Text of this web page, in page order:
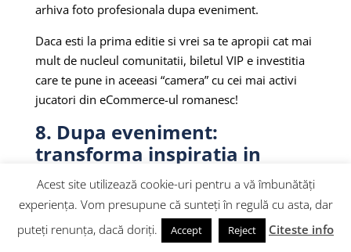
arhiva foto profesionala dupa eveniment.
Daca esti la prima editie si vrei sa te apropii cat mai
mult de nucleul comunitatii, biletul VIP e investitia
care te pune in aceeasi “camera” cu cei mai activi
jucatori din eCommerce-ul romanesc!
8. Dupa eveniment:
transforma inspiratia in
crestere
Aceasta e etapa care separa participantii ce cresc
accelerat, fata de cei care colectioneaza conferinte.
Vezi tu, entuziasmul are o fereastra scurta. Daca nu
Acest site utilizează cookie-uri pentru a vă îmbunătăți
experiența. Vom presupune că sunteți în regulă cu asta, dar
puteți renunța, dacă doriți.
Accept Reject Citeste info